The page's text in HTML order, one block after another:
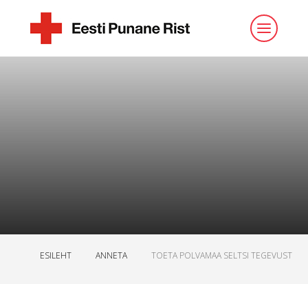
ESILEHT ANNETA TOETA POLVAMAA SELTSI TEGEVUST